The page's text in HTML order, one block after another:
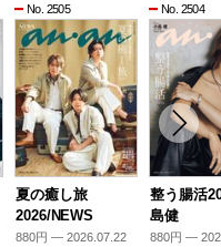
No. 2505
夏の癒し旅
2026/NEWS
880円 — 2026.07.22
No. 2504
整う腸活
島健
880円 —